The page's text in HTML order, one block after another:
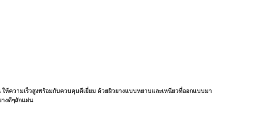
ความเร็วสูงพร้อมกับควบคุมดีเยี่ยม ด้วยผิวยางแบบหยาบและเหนียวที่ออกแบบมา
างดีๆสักแผ่น